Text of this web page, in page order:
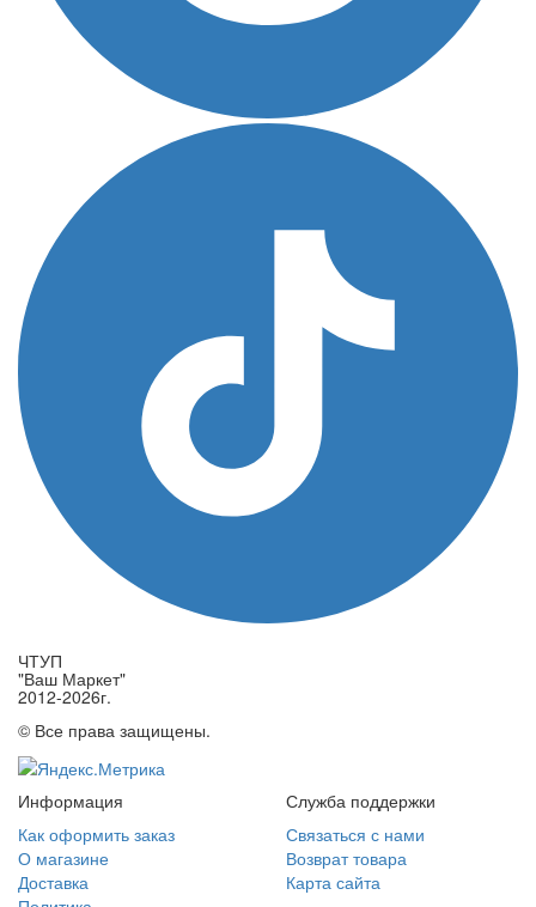
ЧТУП
"Ваш Маркет"
2012-2026г.
© Все права защищены.
Информация
Как оформить заказ
О магазине
Доставка
Служба поддержки
Связаться с нами
Возврат товара
Карта сайта